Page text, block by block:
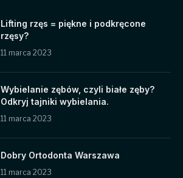
Lifting rzęs = piękne i podkręcone
rzęsy?
11 marca 2023
Wybielanie zębów, czyli białe zęby?
Odkryj tajniki wybielania.
11 marca 2023
Dobry Ortodonta Warszawa
11 marca 2023